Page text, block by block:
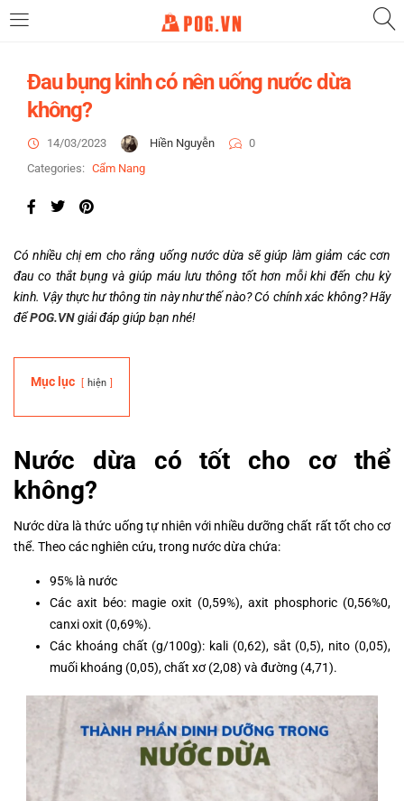
Enter your username and password to login.
Remember me
Login
Đau bụng kinh có nên uống nước dừa
không?
14/03/2023 Hiền Nguyễn
0
Categories: Cẩm Nang
Có nhiều chị em cho rằng uống nước dừa sẽ giúp làm giảm các cơn
đau co thắt bụng và giúp máu lưu thông tốt hơn mỗi khi đến chu kỳ
kinh. Vậy thực hư thông tin này như thế nào? Có chính xác không? Hãy
đểPOG.VNgiải đáp giúp bạn nhé!
Mục lục hiện
Nước dừa có tốt cho cơ thể
không?
Nước dừa là thức uống tự nhiên với nhiều dưỡng chất rất tốt cho cơ
thể. Theo các nghiên cứu, trong nước dừa chứa:
95% là nước
Các axit béo: magie oxit (0,59%), axit phosphoric (0,56%0,
canxi oxit (0,69%).
Các khoáng chất (g/100g): kali (0,62), sắt (0,5), nito (0,05),
muối khoáng (0,05), chất xơ (2,08) và đường (4,71).